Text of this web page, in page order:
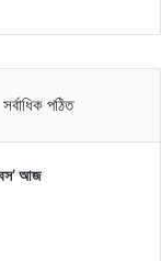
সর্বাধিক পঠিত
আজ